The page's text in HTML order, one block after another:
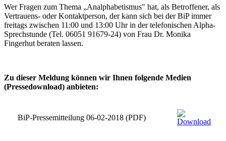
Wer Fragen zum Thema „Analphabetismus" hat, als Betroffener, als
Vertrauens- oder Kontaktperson, der kann sich bei der BiP immer
freitags zwischen 11:00 und 13:00 Uhr in der telefonischen Alpha-
Sprechstunde (Tel. 06051 91679-24) von Frau Dr. Monika
Fingerhut beraten lassen.
Zu dieser Meldung können wir Ihnen folgende Medien
(Pressedownload) anbieten:
BiP-Pressemitteilung 06-02-2018 (PDF)